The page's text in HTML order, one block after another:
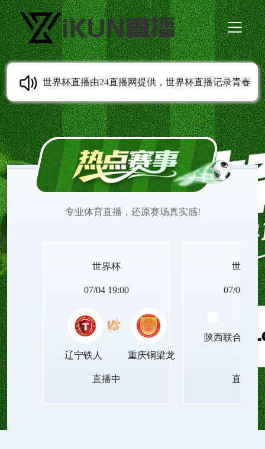
世界杯直播由24直播网提供，世界杯直播记录青春
成长轨迹，从校园到职场，世界杯直播观看陪伴每
一代人留住足球相关的美好回忆。世界杯在线直播
每一次观赛瞬间，都能被清晰珍藏，成为岁月里温
暖的印记！
专业体育直播，还原赛场真实感!
世界杯
07/04 19:00
辽宁铁人 重庆铜梁龙
直播中
世界杯
07/04
陕西联合月亮
直播中